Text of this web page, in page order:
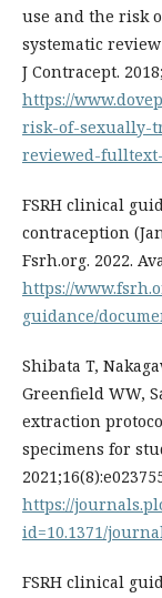
use and the risk
systematic
J Contracept.
https://
risk-of-sexually-
reviewed-
FSRH clinical
contraception
Fsrh.org. 2022.
https://
guidance/
Shibata T,
Greenfield WW,
extraction
specimens for
https://
id=10.1371/
FSRH clinical